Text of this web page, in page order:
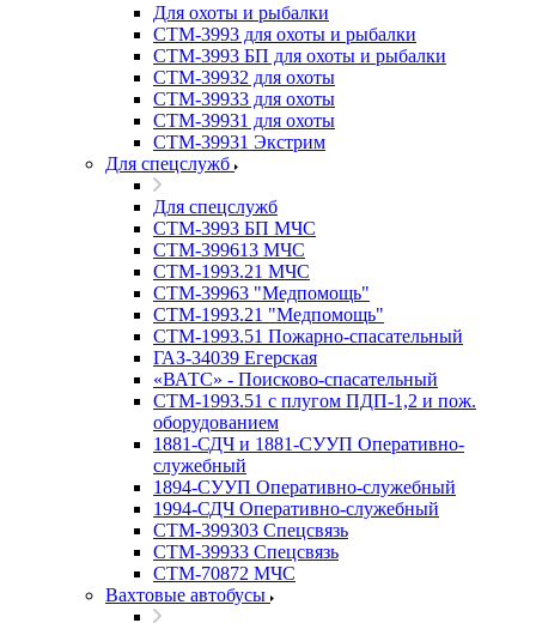
Для охоты и рыбалки
СТМ-3993 для охоты и рыбалки
СТМ-3993 БП для охоты и рыбалки
СТМ-39932 для охоты
СТМ-39933 для охоты
СТМ-39931 для охоты
СТМ-39931 Экстрим
Для спецслужб
Для спецслужб
СТМ-3993 БП МЧС
СТМ-399613 МЧС
СТМ-1993.21 МЧС
СТМ-39963 "Медпомощь"
СТМ-1993.21 "Медпомощь"
СТМ-1993.51 Пожарно-спасательный
ГАЗ-34039 Егерская
«ВАТС» - Поисково-спасательный
СТМ-1993.51 с плугом ПДП-1,2 и пож.
оборудованием
1881-СДЧ и 1881-СУУП Оперативно-
служебный
1894-СУУП Оперативно-служебный
1994-СДЧ Оперативно-служебный
СТМ-399303 Спецсвязь
СТМ-39933 Спецсвязь
СТМ-70872 МЧС
Вахтовые автобусы